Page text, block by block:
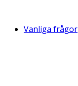
Vanliga frågor